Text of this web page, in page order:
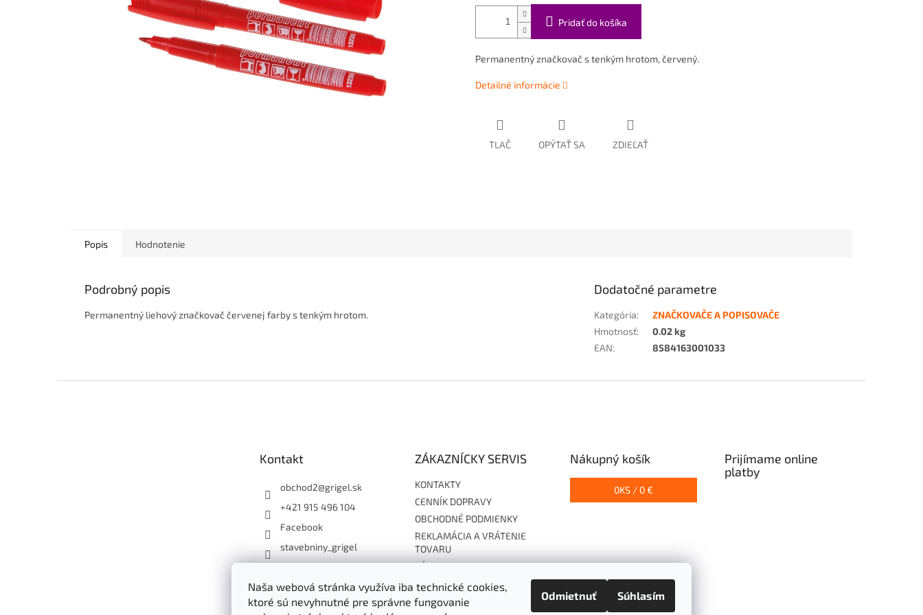
Naša webová stránka využíva iba technické cookies,
ktoré sú nevyhnutné pre správne fungovanie
Odmietnuť Súhlasím
Pridať do košíka
Permanentný značkovač s tenkým hrotom, červený.
Detailné informácie
TLAČ OPÝTAŤ SA ZDIEĽAŤ
Popis Hodnotenie
Podrobný popis
Permanentný liehový značkovač červenej farby s tenkým hrotom.
Dodatočné parametre
Kategória:
ZNAČKOVAČE A POPISOVAČE
Hmotnosť:
0.02 kg
EAN: 8584163001033
Kontakt
obchod2@grigel.sk
+421 915 496 104
Facebook
stavebniny_grigel
+421915496104
ZÁKAZNÍCKY SERVIS
KONTAKTY
CENNÍK DOPRAVY
OBCHODNÉ PODMIENKY
REKLAMÁCIA A VRÁTENIE
TOVARU
ZÁSADY OCHRANY
Súhlas so zasielaním EF
Nákupný košík
0KS / 0 €
Prijímame online
platby